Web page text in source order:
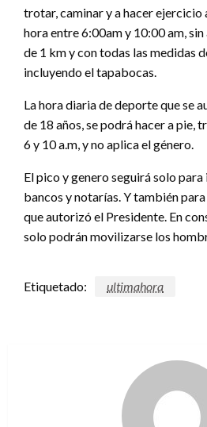
trotar, caminar y a hacer ejercicio
hora entre 6:00am y 10:00 am, sin
de 1 km y con todas las medidas
incluyendo el tapabocas.
La hora diaria de deporte que se
de 18 años, se podrá hacer a pie,
6 y 10 a.m, y no aplica el género.
El pico y genero seguirá solo
bancos y notarías. Y también
que autorizó el Presidente. En
solo podrán movilizarse los
Etiquetado: ultimahora